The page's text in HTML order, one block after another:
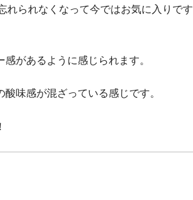
られなくなって今ではお気に入りです
があるように感じられます。
酸味感が混ざっている感じです。